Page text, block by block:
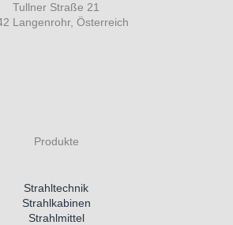
Tullner Straße 21
Langenrohr, Österreich
Produkte
Strahltechnik
Strahlkabinen
Strahlmittel